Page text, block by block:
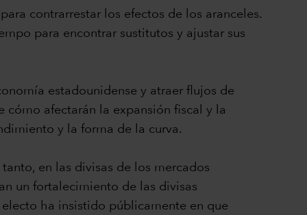
contrarrestar los efectos de los aranceles.
para encontrar sustitutos y ajustar sus
estadounidense y atraer flujos de
cómo afectarán la expansión fiscal y la
y la forma de la curva.
en las divisas de los mercados
un fortalecimiento de las divisas
ha insistido públicamente en que